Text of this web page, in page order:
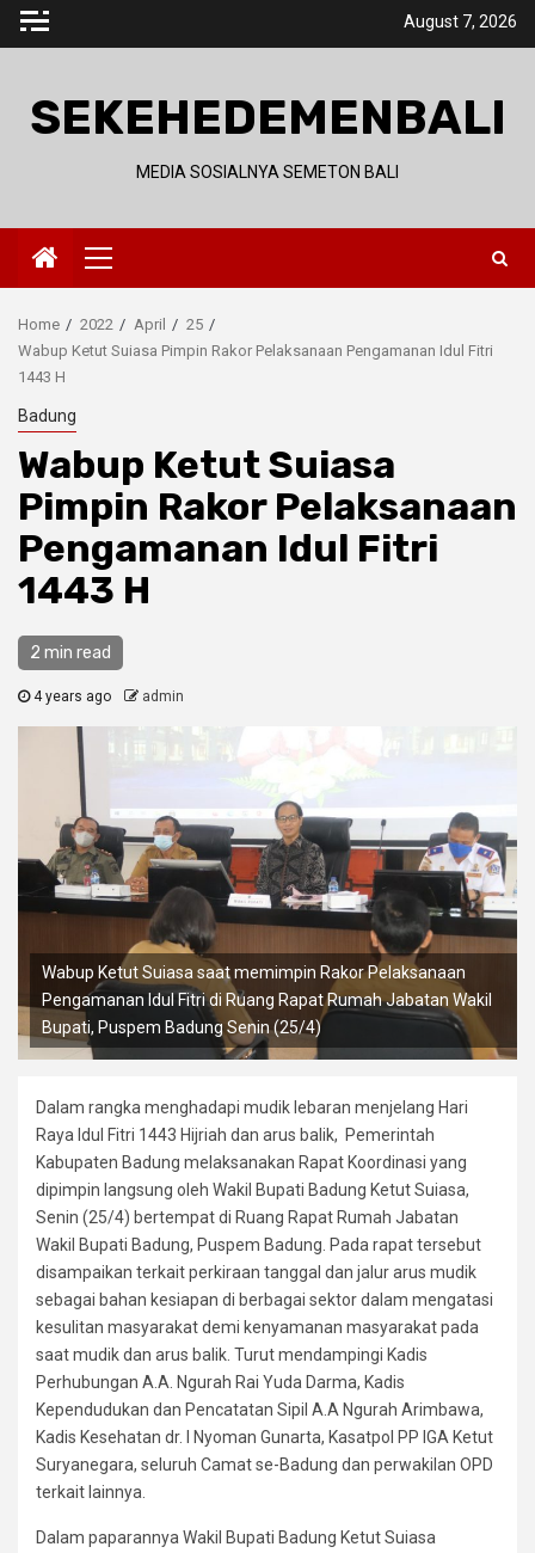
Skip
August 7, 2026
SEKEHEDEMENBALI
MEDIA SOSIALNYA SEMETON BALI
Primary
Menu
Home 2022 April
25
Wabup Ketut Suiasa Pimpin Rakor Pelaksanaan Pengamanan Idul Fitri
1443 H
Badung
Wabup Ketut Suiasa
Pimpin Rakor Pelaksanaan
Pengamanan Idul Fitri
1443 H
2 min read
4 years ago admin
Wabup Ketut Suiasa saat memimpin Rakor Pelaksanaan
Pengamanan Idul Fitri di Ruang Rapat Rumah Jabatan Wakil
Bupati, Puspem Badung Senin (25/4)
Dalam rangka menghadapi mudik lebaran menjelang Hari
Raya Idul Fitri 1443 Hijriah dan arus balik, Pemerintah
Kabupaten Badung melaksanakan Rapat Koordinasi yang
dipimpin langsung oleh Wakil Bupati Badung Ketut Suiasa,
Senin (25/4) bertempat di Ruang Rapat Rumah Jabatan
Wakil Bupati Badung, Puspem Badung. Pada rapat tersebut
disampaikan terkait perkiraan tanggal dan jalur arus mudik
sebagai bahan kesiapan di berbagai sektor dalam mengatasi
kesulitan masyarakat demi kenyamanan masyarakat pada
saat mudik dan arus balik. Turut mendampingi Kadis
Perhubungan A.A. Ngurah Rai Yuda Darma, Kadis
Kependudukan dan Pencatatan Sipil A.A Ngurah Arimbawa,
Kadis Kesehatan dr. I Nyoman Gunarta, Kasatpol PP IGA Ketut
Suryanegara, seluruh Camat se-Badung dan perwakilan OPD
terkait lainnya.
Dalam paparannya Wakil Bupati Badung Ketut Suiasa